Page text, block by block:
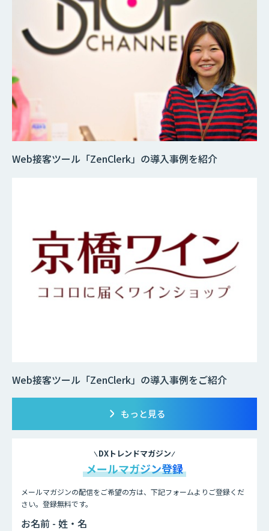
Web接客ツール「ZenClerk」の導入事例をご紹介
Web接客ツール「ZenClerk」の導入事例を紹介
もっと見る
DXトレンドマガジン
メールマガジン登録
メールマガジンの配信をご希望の方は、下記フォームよりご登録くだ
さい。登録無料です。
お名前 - 姓・名